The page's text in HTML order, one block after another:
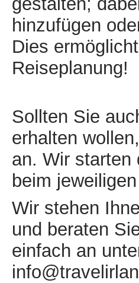
hinzufügen
Dies
Reiseplanung!
Sollten Sie
erhalten
an. Wir starten
beim
Wir stehen
und beraten
einfach an